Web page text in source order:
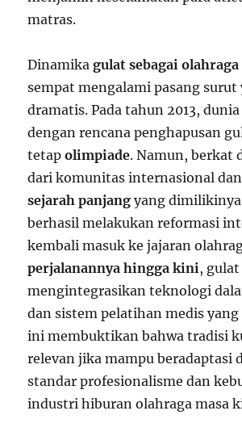
matras.
Dinamikagulat sebagai olahraga
sempat mengalami pasang surut
dramatis. Pada tahun 2013,
dengan rencana penghapusan
tetapolimpiade. Namun, berkat
dari komunitas internasional
sejarah panjang yang
berhasil melakukan reformasi
kembali masuk ke jajaran
perjalanannya hingga kini,
mengintegrasikan teknologi
dan sistem pelatihan medis
ini membuktikan bahwa tradisi
relevan jika mampu beradaptasi
standar profesionalisme dan
industri hiburan olahraga masa